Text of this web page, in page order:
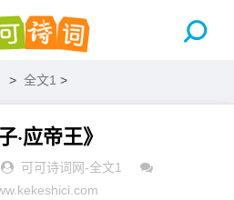
> 全文1 >
·应帝王》
可可诗词网-全文1